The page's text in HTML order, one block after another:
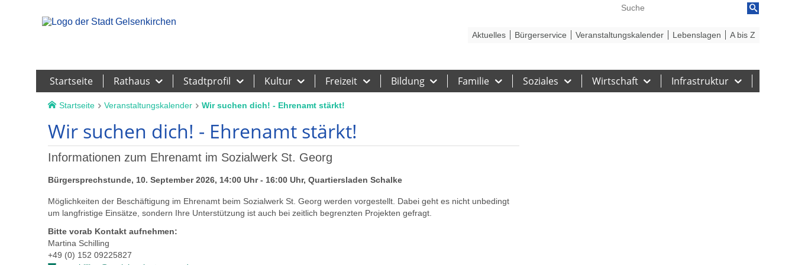
Startseite Rathaus Stadtprofil Kultur Freizeit Bildung Familie Soziales Wirtschaft Infrastruktur
Aktuelles Bürgerservice Veranstaltungskalender Lebenslagen A bis Z
Startseite Veranstaltungskalender Wir suchen dich! - Ehrenamt stärkt!
Wir suchen dich! - Ehrenamt stärkt!
Informationen zum Ehrenamt im Sozialwerk St. Georg
Bürgersprechstunde, 10. September 2026, 14:00 Uhr - 16:00 Uhr, Quartiersladen Schalke
Möglichkeiten der Beschäftigung im Ehrenamt beim Sozialwerk St. Georg werden vorgestellt. Dabei geht es nicht unbedingt
um langfristige Einsätze, sondern Ihre Unterstützung ist auch bei zeitlich begrenzten Projekten gefragt.
Bitte vorab Kontakt aufnehmen:
Martina Schilling
+49 (0) 152 09225827